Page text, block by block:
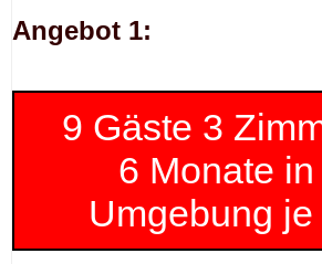
Angebot 1:
9 Gäste 3
6 Monate in der
Umgebung